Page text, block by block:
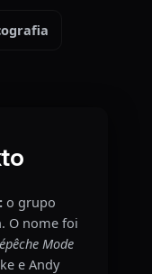
o grupo
O nome foi
Mode
e Andy